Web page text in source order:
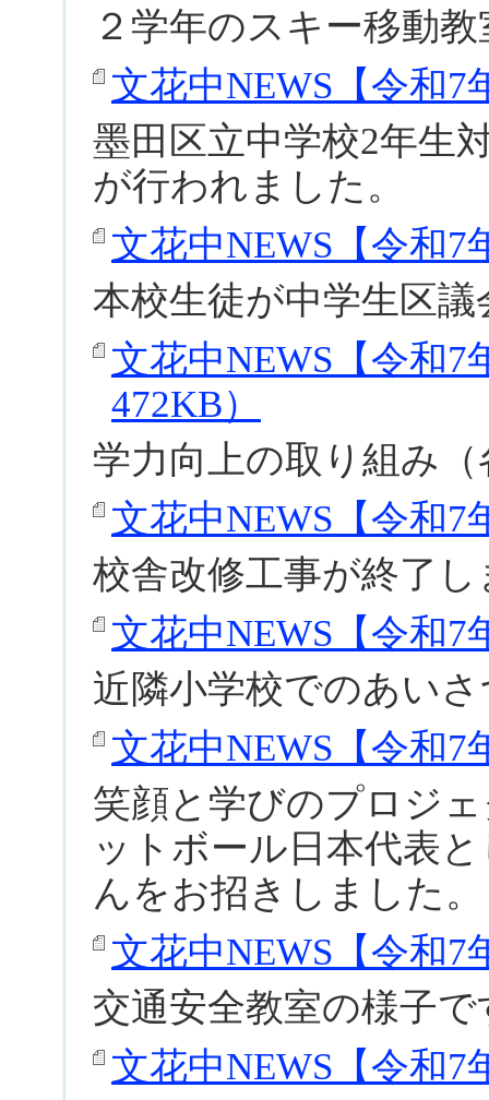
２学年のスキー移動
文花中NEWS【令和7
墨田区立中学校2年生
が行われました。
文花中NEWS【令和7
本校生徒が中学生区
文花中NEWS【令和7
472KB）
学力向上の取り組み
文花中NEWS【令和7
校舎改修工事が終了
文花中NEWS【令和7
近隣小学校でのあい
文花中NEWS【令和7
笑顔と学びのプロジ
ットボール日本代表
んをお招きしました。
文花中NEWS【令和7
交通安全教室の様子で
文花中NEWS【令和7